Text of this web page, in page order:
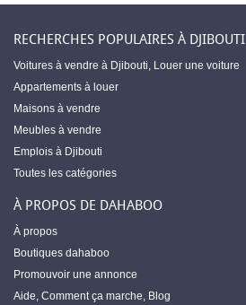
RECHERCHES POPULAIRES À DJIBOUTI
Voitures à vendre à Djibouti, Louer une voiture
Appartements à louer
Maisons à vendre
Meubles à vendre
Emplois à Djibouti
Toutes les catégories
À PROPOS DE DAHABOO
À propos
Boutiques dahaboo
Promouvoir une annonce
Aide, Comment ça marche, Blog